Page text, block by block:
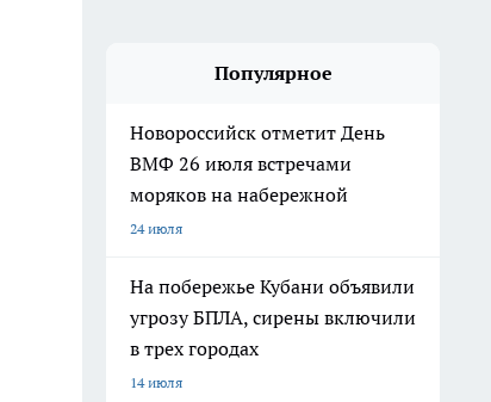
Популярное
Новороссийск отметит День
ВМФ 26 июля встречами
моряков на набережной
24 июля
На побережье Кубани объявили
угрозу БПЛА, сирены включили
в трех городах
14 июля